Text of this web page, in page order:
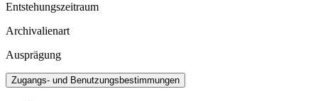
Entstehungszeitraum
Archivalienart
Ausprägung
Zugangs- und Benutzungsbestimmungen